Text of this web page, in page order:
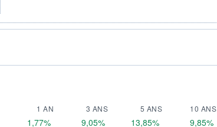
1 AN 3 ANS 5 ANS
10 ANS
1,77% 9,05% 13,85% 9,85%